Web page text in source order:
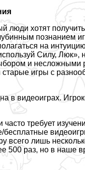
люди хотят
познанием
на
Силу, Люк»,
и
старые игры с
в видеоиграх.
требует
всего лишь
500 раз, но в наше